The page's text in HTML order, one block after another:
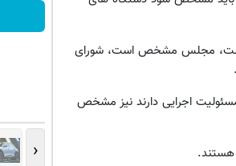
است، مجلس مشخص است، شورای
اجرایی دارند نیز مشخص
‹